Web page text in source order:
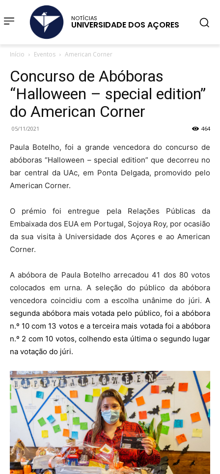
NOTÍCIAS
UNIVERSIDADE DOS AÇORES
Início Eventos American Corner
Concurso de Abóboras
“Halloween – special edition”
do American Corner
05/11/2021 464
Paula Botelho, foi a grande vencedora do concurso de
abóboras “Halloween – special edition” que decorreu no
bar central da UAc, em Ponta Delgada, promovido pelo
American Corner.
O prémio foi entregue pela Relações Públicas da
Embaixada dos EUA em Portugal, Sojoya Roy, por ocasião
da sua visita à Universidade dos Açores e ao American
Corner.
A abóbora de Paula Botelho arrecadou 41 dos 80 votos
colocados em urna. A seleção do público da abóbora
vencedora coincidiu com a escolha unânime do júri. A
segunda abóbora mais votada pelo público, foi a abóbora
n.º 10 com 13 votos e a terceira mais votada foi a abóbora
n.º 2 com 10 votos, colhendo esta última o segundo lugar
na votação do júri.